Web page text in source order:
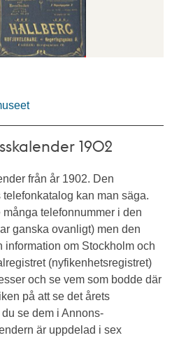
1902
från år 1902. Den
kan man säga.
telefonnummer i den
ganska ovanligt) men den
information om Stockholm och
(nyfikenhetsregistret)
och se vem som bodde där
på att se det årets
se dem i Annons-
är uppdelad i sex